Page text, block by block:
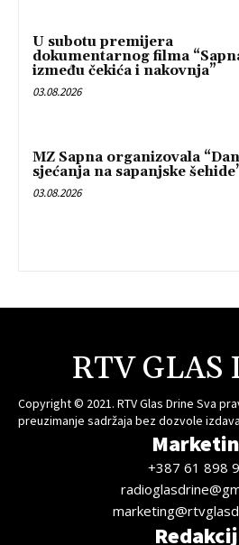
U subotu premijera
dokumentarnog filma
između čekića i nakovnja”
03.08.2026
MZ Sapna organizovala
sjećanja na sapanjske
03.08.2026
RTV GLAS
Copyright © 2021. RTV Glas Drine Sva
preuzimanje sadržaja bez dozvole
+387 61 898